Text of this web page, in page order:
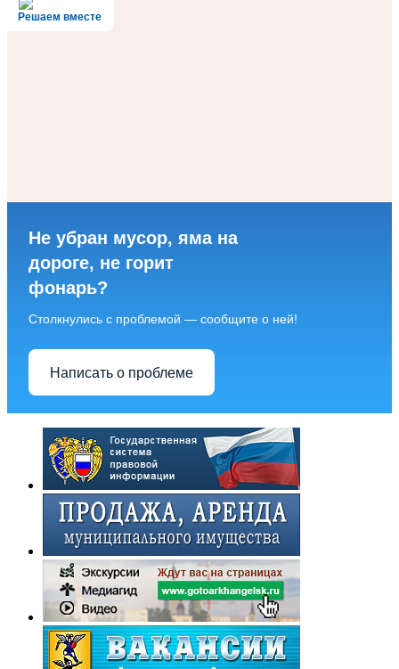
Решаем вместе
Не убран мусор, яма на
дороге, не горит
фонарь?
Столкнулись с проблемой — сообщите о ней!
Написать о проблеме